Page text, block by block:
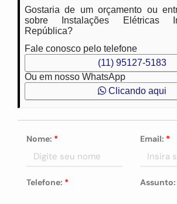
Gostaria de um orçamento ou
sobre Instalações Elétricas
República?
Fale conosco pelo telefone
(11) 95127-5183
Ou em nosso WhatsApp
Clicando aqui
Nome: * Email: *
Telefone: * Assunto: